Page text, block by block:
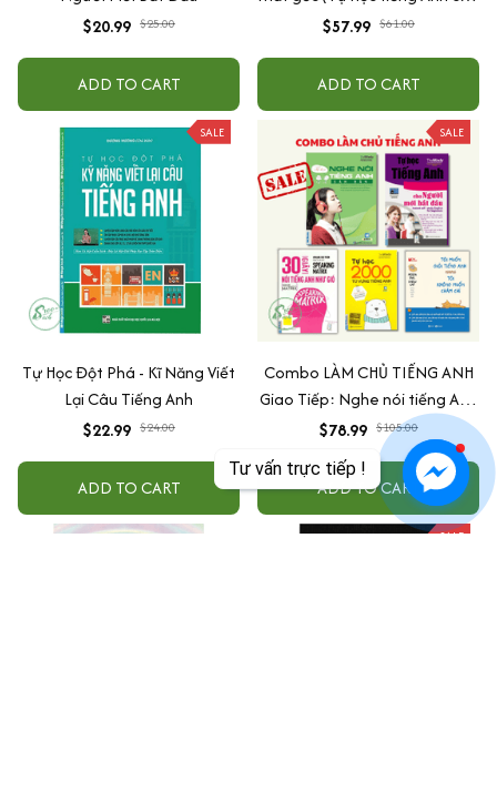
Tư vấn trực tiếp !
$20.99 $25.00
ADD TO CART
tốc cho người mới bắt đầu+Tự
bản+Mindmap Vocabulary)
$57.99 $61.00
ADD TO CART
SALE
Tự Học Đột Phá - Kĩ Năng Viết
Lại Câu Tiếng Anh
$22.99 $24.00
ADD TO CART
SALE
Combo LÀM CHỦ TIẾNG ANH
Giao Tiếp: Nghe nói tiếng Anh
căn bản + Tự học tiếng Anh
cấp tốc cho người mới bắt đầu
+ 30 giây nói tiếng Anh như gió
+ Tự học 2000 từ vựng tiếng
Anh theo chủ đề + Tôi muốn
$78.99 $105.00
ADD TO CART
SALE